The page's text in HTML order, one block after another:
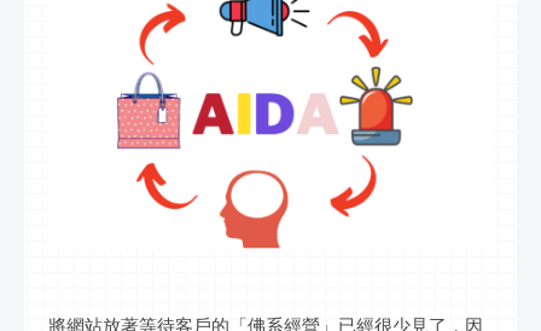
將網站放著等待客戶的「佛系經營」已經很少見了，因